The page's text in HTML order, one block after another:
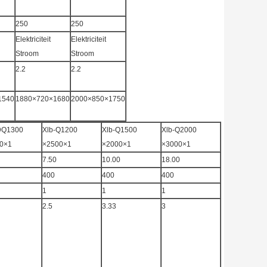
250
250
Elektriciteit
Stroom
Elektriciteit
Stroom
2.2 2.2
1880×720×16802000×850×1750
Xlb-Q1200
×2500×1
Xlb-Q1500
×2000×1
Xlb-Q2000
×3000×1
7.50 10.00
18.00
400 400
400
1 1
1
2.5 3.33 3